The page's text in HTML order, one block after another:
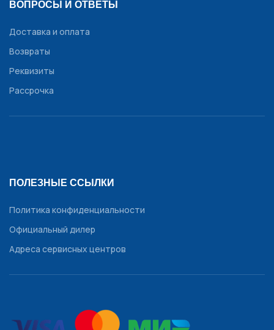
ВОПРОСЫ И ОТВЕТЫ
Доставка и оплата
Возвраты
Реквизиты
Рассрочка
ПОЛЕЗНЫЕ ССЫЛКИ
Политика конфиденциальности
Официальный дилер
Адреса сервисных центров